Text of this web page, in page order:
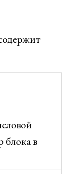
блока в